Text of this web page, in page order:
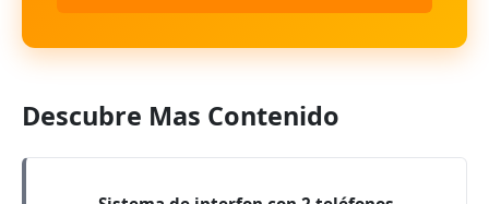
Descubre Mas Contenido